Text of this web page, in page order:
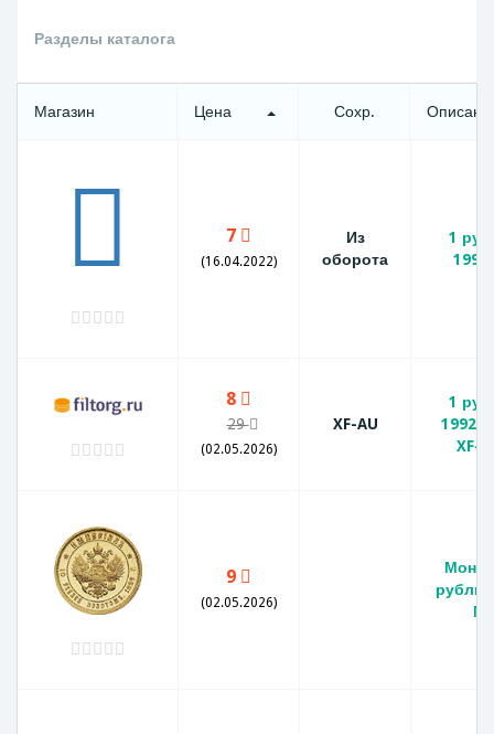
Разделы каталога
Магазин Цена Сохр.
7
(16.04.2022)
Из
оборота
1
8
29
(02.05.2026)
XF-AU
1
1992
XF-
9
(02.05.2026)
рубль
М